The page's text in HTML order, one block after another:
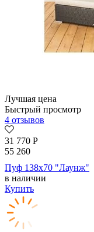
Лучшая цена
Быстрый просмотр
4 отзывов
31 770 Р
55 260
Пуф 138х70 "Лаунж"
в наличии
Купить